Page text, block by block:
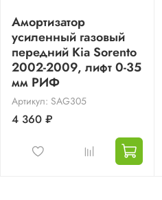
Амортизатор
усиленный газовый
передний Kia Sorento
2002-2009, лифт 0-35
мм РИФ
Артикул: SAG305
4 360 ₽